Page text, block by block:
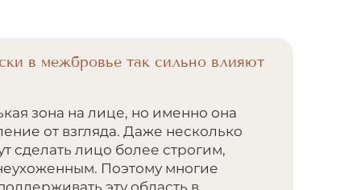
в межбровье так сильно влияют
зона на лице, но именно она
от взгляда. Даже несколько
сделать лицо более строгим,
Поэтому многие